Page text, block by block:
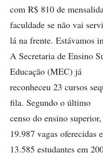
com R$ 810 de
faculdade se não vai
lá na frente. Estávamos
A Secretaria de Ensino
Educação (MEC) já
reconheceu 23 cursos
fila. Segundo o último
censo do ensino
19.987 vagas oferecidas e
13.585 estudantes em